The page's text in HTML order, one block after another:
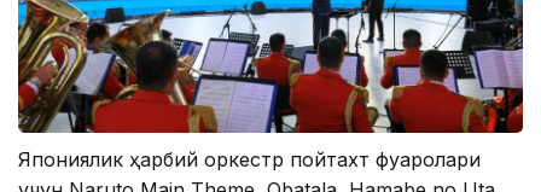
Япониялик ҳарбий оркестр пойтахт фуқаролари